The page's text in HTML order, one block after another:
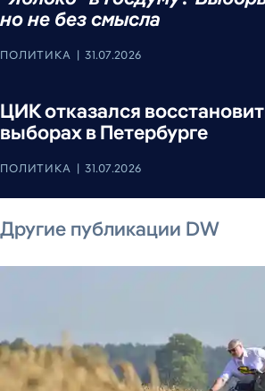
но не без смысла
ПОЛИТИКА 31.07.2026
ЦИК отказался
выборах в Петербурге
ПОЛИТИКА 31.07.2026
Другие публикации DW
7 августа 2026 г.
6 августа 2026 г.
7 августа 2026 г.
6 августа 2026 г.
6 августа 2026 г.
6 августа 2026 г.